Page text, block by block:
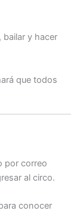
bailar y hacer
que todos
por correo
al circo.
conocer